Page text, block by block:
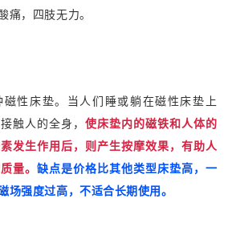
痛，四肢无力。
磁性床垫。当人们睡或躺在磁性床垫上
触人的全身， 使床垫内的磁铁和人体的
发生作用后，则产生按摩效果，有助人
量。 缺点是价格比其他类型床垫高，一
场强度过高，不适合长期使用。